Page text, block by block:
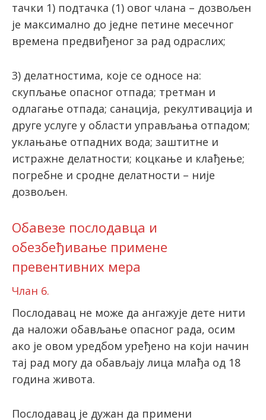
тачки 1) подтачка (1) овог члана – дозвољен
је максимално до једне петине месечног
времена предвиђеног за рад одраслих;
3) делатностима, које се односе на:
скупљање опасног отпада; третман и
одлагање отпада; санација, рекултивација и
друге услуге у области управљања отпадом;
уклањање отпадних вода; заштитне и
истражне делатности; коцкање и клађење;
погребне и сродне делатности – није
дозвољен.
Обавезе послодавца и
обезбеђивање примене
превентивних мера
Члан 6.
Послодавац не може да ангажује дете нити
да наложи обављање опасног рада, осим
ако је овом уредбом уређено на који начин
тај рад могу да обављају лица млађа од 18
година живота.
Послодавац је дужан да примени